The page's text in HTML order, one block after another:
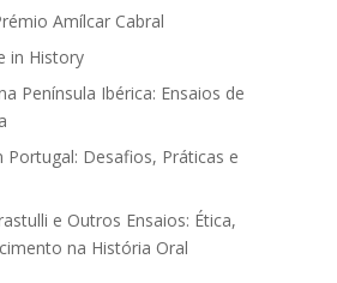
Amílcar Cabral
in History
Península Ibérica: Ensaios de
Portugal: Desafios, Práticas e
e Outros Ensaios: Ética,
na História Oral